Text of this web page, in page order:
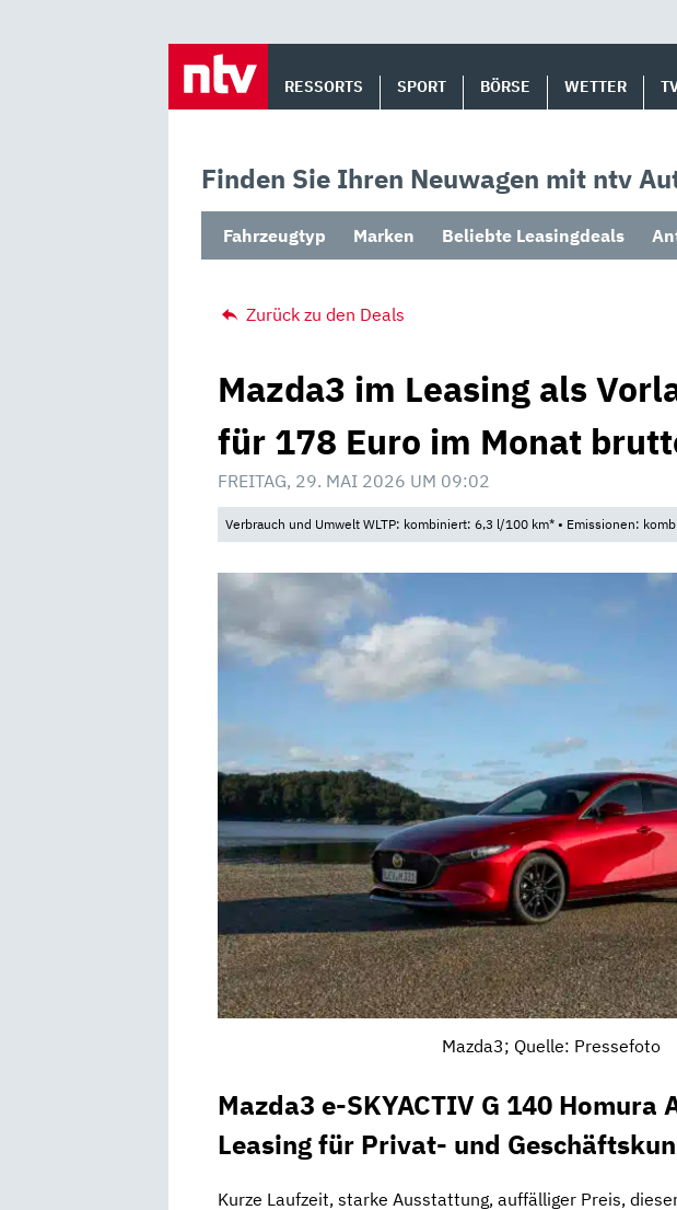
RESSORTS SPORT BÖRSE WETTER
Finden Sie Ihren Neuwagen mit ntv
Fahrzeugtyp Marken Beliebte Leasingdeals
Zurück zu den Deals
Mazda3 im Leasing als
für 178 Euro im Monat
FREITAG, 29. MAI 2026 UM 09:02
Verbrauch und Umwelt WLTP: kombiniert: 6,3 l/100 km* • Emissionen:
Mazda3; Quelle: Pressefoto
Mazda3 e-SKYACTIV G 140 Homura
Leasing für Privat- und
Kurze Laufzeit, starke Ausstattung, auffälliger Preis,